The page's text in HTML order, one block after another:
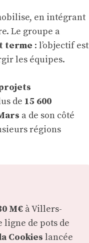
en intégrant
Le groupe a
terme : l’objectif est
les équipes.
de 15 600
a de son côté
régions
M€à Villers-
de pots de
Cookies lancée